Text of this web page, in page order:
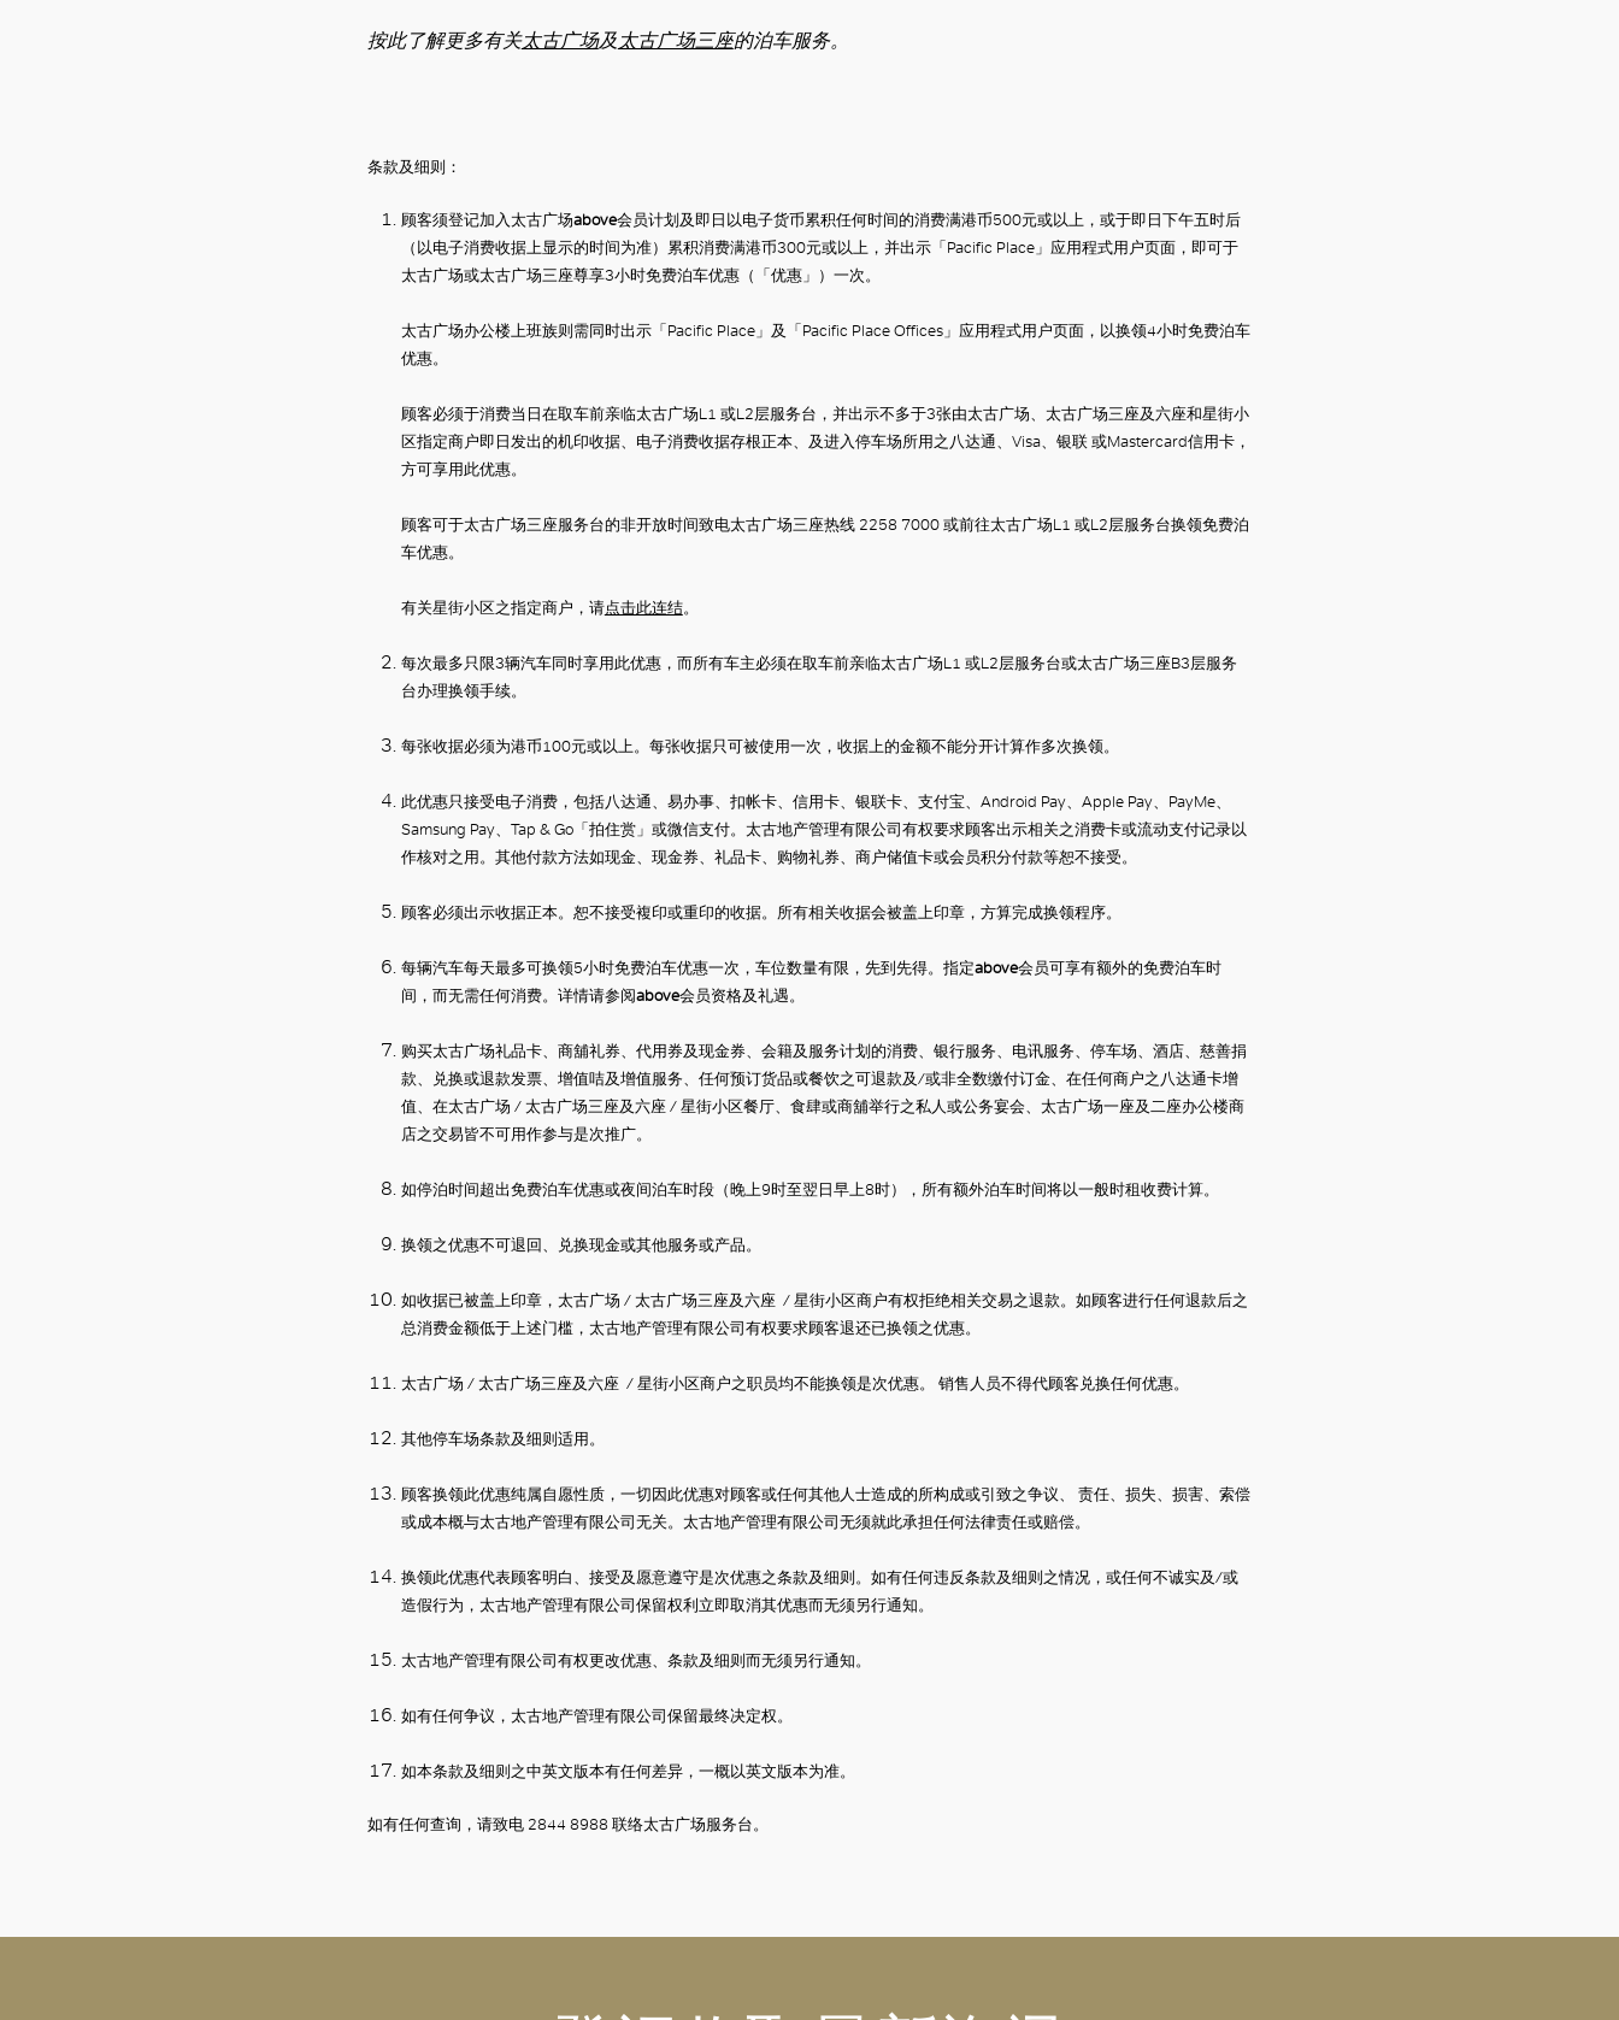
按此了解更多有关太古广场及 太古广场三座的泊车服务。
条款及细则：
顾客须登记加入太古广场above会员计划及即日以电子货币累积任何时间的消费满港币500元或以上，或于即日下午五时后
（以电子消费收据上显示的时间为准）累积消费满港币300元或以上，并出示「Pacific Place」应用程式用户页面，即可于
太古广场或太古广场三座尊享3小时免费泊车优惠（「优惠」）一次。
太古广场办公楼上班族则需同时出示「Pacific Place」及「Pacific Place Offices」应用程式用户页面，以换领4小时免费泊车
优惠。
顾客必须于消费当日在取车前亲临太古广场L1 或L2层服务台，并出示不多于3张由太古广场、太古广场三座及六座和星街小
区指定商户即日发出的机印收据、电子消费收据存根正本、及进入停车场所用之八达通、 Visa、银联 或Mastercard信用卡，
方可享用此优惠。
顾客可于太古广场三座服务台的非开放时间致电太古广场三座热线 2258 7000 或前往太古广场L1 或L2层服务台换领免费泊
车优惠。
有关星街小区之指定商户，请点击此连结。
每次最多只限3辆汽车同时享用此优惠，而所有车主必须在取车前亲临太古广场L1 或L2层服务台或太古广场三座B3层服务
台办理换领手续。
每张收据必须为港币100元或以上。每张收据只可被使用一次，收据上的金额不能分开计算作多次换领。
此优惠只接受电子消费，包括八达通、易办事、扣帐卡、信用卡、银联卡、支付宝、 Android Pay、 Apple Pay、 PayMe、
Samsung Pay、 Tap & Go「拍住赏」或微信支付。 太古地产管理有限公司有权要求顾客出示相关之消费卡或流动支付记录以
作核对之用。其他付款方法如现金、现金券、礼品卡、购物礼券、商户储值卡或会员积分付款等恕不接受。
顾客必须出示收据正本。 恕不接受複印或重印的收据。 所有相关收据会被盖上印章，方算完成换领程序。
每辆汽车每天最多可换领5小时免费泊车优惠一次，车位数量有限，先到先得。指定above会员可享有额外的免费泊车时
间，而无需任何消费。详情请参阅above会员资格及礼遇 。
购买太古广场礼品卡、商舖礼券、代用券及现金券、会籍及服务计划的消费、银行服务、电讯服务、停车场、酒店、慈善捐
款、兑换或退款发票、增值咭及增值服务、任何预订货品或餐饮之可退款及/或非全数缴付订金、在任何商户之八达通卡增
值、在太古广场 / 太古广场三座及六座/ 星街小区餐厅、食肆或商舖举行之私人或公务宴会、太古广场一座及二座办公楼商
店之交易皆不可用作参与是次推广。
如停泊时间超出免费泊车优惠或夜间泊车时段（晚上9时至翌日早上8时），所有额外泊车时间将以一般时租收费计算。
换领之优惠不可退回、兑换现金或其他服务或产品。
如收据已被盖上印章，太古广场 / 太古广场三座及六座/ 星街小区商户有权拒绝相关交易之退款。如顾客进行任何退款后之
总消费金额低于上述门槛，太古地产管理有限公司有权要求顾客退还已换领之优惠。
太古广场 / 太古广场三座及六座/ 星街小区商户之职员均不能换领是次优惠。 销售人员不得代顾客兑换任何优惠。
其他停车场条款及细则适用。
顾客换领此优惠纯属自愿性质，一切因此优惠对顾客或任何其他人士造成的所构成或引致之争议、
责任、损失、损害、索偿
或成本概与太古地产管理有限公司无关。太古地产管理有限公司无须就此承担任何法律责任或赔偿。
换领此优惠代表顾客明白、接受及愿意遵守是次优惠之条款及细则。如有任何违反条款及细则之情况，或任何不诚实及/或
造假行为，太古地产管理有限公司保留权利立即取消其优惠而无须另行通知。
太古地产管理有限公司有权更改优惠、条款及细则而无须另行通知。
如有任何争议，太古地产管理有限公司保留最终决定权。
如本条款及细则之中英文版本有任何差异，一概以英文版本为准。
如有任何查询，请致电 2844 8988 联络太古广场服务台。
好